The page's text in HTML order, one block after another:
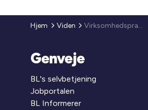
Hjem Viden Virksomhedspraktik (juni)
Genveje
BL's selvbetjening
Jobportalen
BL Informerer